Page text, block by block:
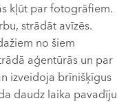
kļūt par fotogrāfiem.
strādāt avīzēs.
no šiem
aģentūrās un par
izveidoja brīnišķīgus
daudz laika pavadīju